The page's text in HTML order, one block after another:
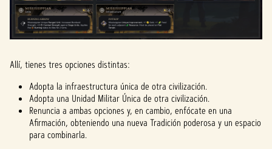
Allí, tienes tres opciones distintas:
Adopta la infraestructura única de otra civilización.
Adopta una Unidad Militar Única de otra civilización.
Renuncia a ambas opciones y, en cambio, enfócate en una
Afirmación, obteniendo una nueva Tradición poderosa y un espacio
para combinarla.